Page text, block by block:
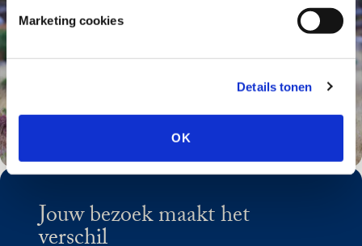
Marketing cookies
Details tonen
OK
Jouw bezoek maakt het